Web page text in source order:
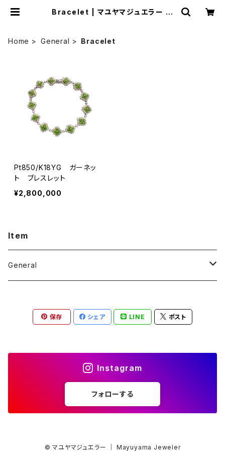
Bracelet | マユヤマジュエラー ｜
Home General Bracelet
Pt850/K18YG ガーネッ
ト ブレスレット
¥2,800,000
Item
General
Pendant
Pierce and Earring
保存 シェア LINE ポスト
Instagram
フォローする
© マユヤマジュエラー ｜ Mayuyama Jeweler